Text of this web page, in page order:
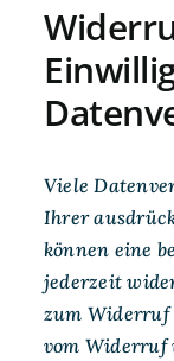
Viele
Ihrer
können eine
jederzeit
zum Widerruf
vom Widerruf